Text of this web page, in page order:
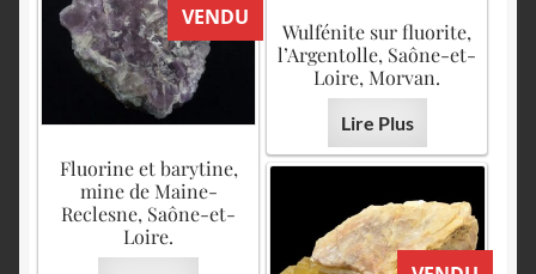
Wulfénite sur fluorite,
l’Argentolle, Saône-et-
Loire, Morvan.
Lire Plus
VENDU
Fluorine et barytine,
mine de Maine-
Reclesne, Saône-et-
Loire.